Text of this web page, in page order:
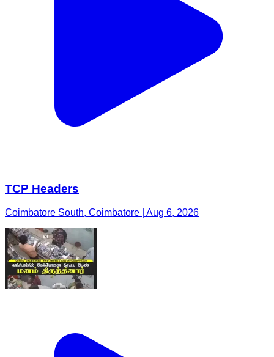
TCP Headers
Coimbatore South, Coimbatore | Aug 6, 2026